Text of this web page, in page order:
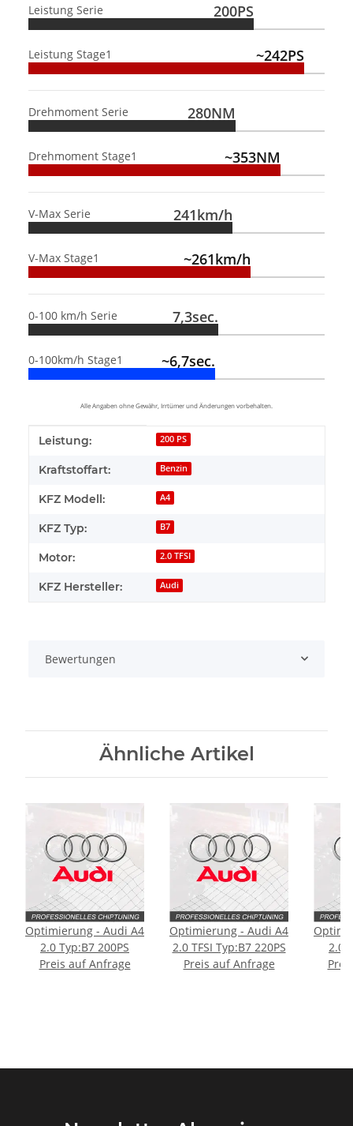
Leistung Serie 200PS
Leistung Stage1 ~242PS
Drehmoment Serie 280NM
Drehmoment Stage1 ~353NM
V-Max Serie 241km/h
V-Max Stage1 ~261km/h
0-100 km/h Serie 7,3sec.
0-100km/h Stage1 ~6,7sec.
Alle Angaben ohne Gewähr, Irrtümer und Änderungen vorbehalten.
Produkteigenschaft
Wert
Leistung: 200 PS
Kraftstoffart: Benzin
KFZ Modell: A4
KFZ Typ: B7
Motor: 2.0 TFSI
KFZ Hersteller: Audi
Bewertungen
Ähnliche Artikel
Optimierung - Audi A4
2.0 Typ:B7 200PS
Preis auf Anfrage
Optimierung - Audi A4
2.0 TFSI Typ:B7 220PS
Preis auf Anfrage
2.0